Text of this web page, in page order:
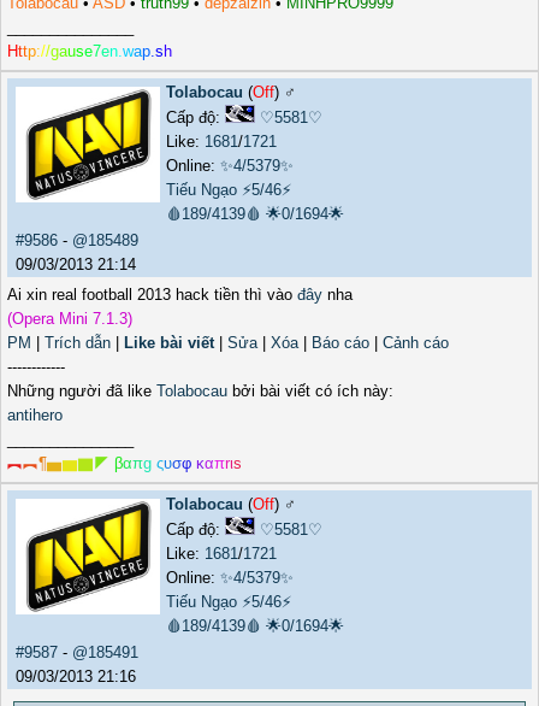
Http://gause7en.wap.s h
Tolabocau (Off) ♂️
Cấp độ:
♡5581♡
Like: 1681/1721
Online: ✨4/5379✨
Tiếu Ngạo ⚡5/46⚡
🩸189/4139🩸 🌟0/1694🌟
#9586 - @185489
09/03/2013 21:14
Ai xin real football 2013 hack tiền thì vào đây nha
(Opera Mini 7.1.3)
PM
Trích dẫn Like bài viết| Sửa| Xóa| Báo cáo
Cảnh cáo
------------
Những người đã like Tolabocau bởi bài viết có ích này:
antihero
︻︻¶▅▆▇◤ βαπg ςυσφ καπrιs
Tolabocau (Off) ♂️
Cấp độ:
♡5581♡
Like: 1681/1721
Online: ✨4/5379✨
Tiếu Ngạo ⚡5/46⚡
🩸189/4139🩸 🌟0/1694🌟
#9587 - @185491
09/03/2013 21:16